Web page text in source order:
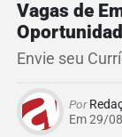
Vagas de
Envie seu
Por
Em 29/